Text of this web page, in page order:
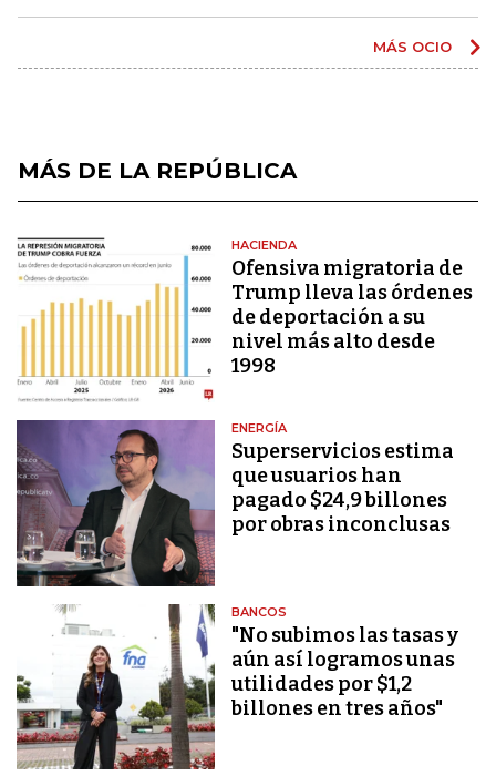
MÁS OCIO
MÁS DE LA REPÚBLICA
HACIENDA
Ofensiva migratoria de
Trump lleva las órdenes
de deportación a su
nivel más alto desde
1998
ENERGÍA
Superservicios estima
que usuarios han
pagado $24,9 billones
por obras inconclusas
BANCOS
"No subimos las tasas y
aún así logramos unas
utilidades por $1,2
billones en tres años"